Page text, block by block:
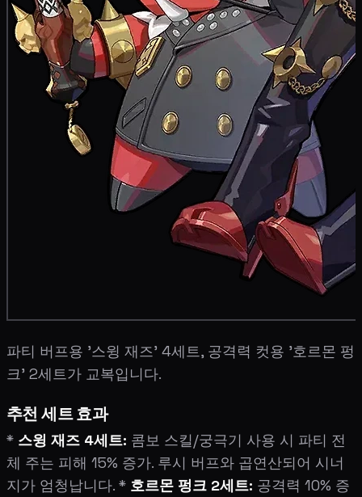
파티 버프용 '스윙 재즈' 4세트, 공격력 컷용 '호르몬 펑
크' 2세트가 교복입니다.
추천 세트 효과
* 스윙 재즈 4세트: 콤보 스킬/궁극기 사용 시 파티 전
체 주는 피해 15% 증가. 루시 버프와 곱연산되어 시너
지가 엄청납니다. * 호르몬 펑크 2세트: 공격력 10% 증